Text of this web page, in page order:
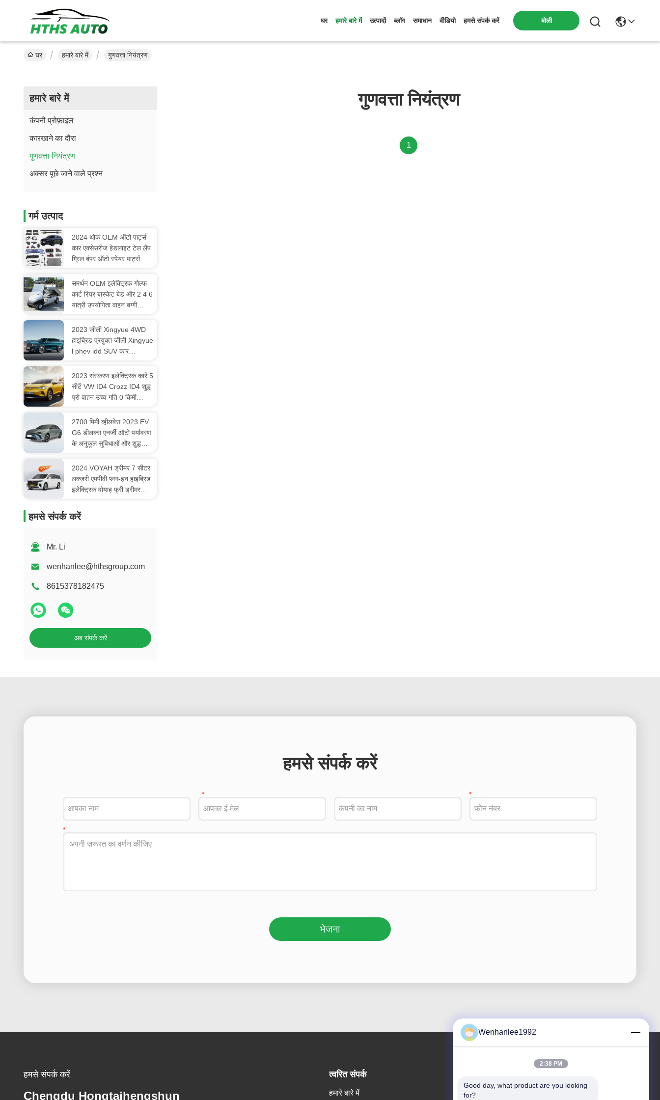
घर हमारे बारे में उत्पादों ब्लॉग समाधान वीडियो हमसे संपर्क करें बोली
घर हमारे बारे में गुणवत्ता नियंत्रण
हमारे बारे में
कंपनी प्रोफ़ाइल
कारखाने का दौरा
गुणवत्ता नियंत्रण
अक्सर पूछे जाने वाले प्रश्न
गर्म उत्पाद
2024 थोक OEM ऑटो पार्ट्स
कार एक्सेसरीज हेडलाइट टेल लैंप
ग्रिल बंपर ऑटो स्पेयर पार्ट्स फॉर
समर्थन OEM इलेक्ट्रिक गोल्फ
कार्ट रियर बास्केट बेड और 2 4 6
यात्री उपयोगिता वाहन बग्गी
मिमी के साथ
2023 जीली Xingyue 4WD
हाइब्रिड प्रयुक्त जीली Xingyue
l phev idd SUV कार
Xingyue l सस्ती 0km प्रयुक्त
कार
2023 संस्करण इलेक्ट्रिक कारें 5
सीटें VW ID4 Crozz ID4 शुद्ध
प्रो वाहन उच्च गति 0 किमी
2700 मिमी व्हीलबेस 2023 EV
G6 डीलक्स एनर्जी ऑटो पर्यावरण
के अनुकूल सुविधाओं और शुद्ध
2024 VOYAH ड्रीमर 7 सीटर
लक्जरी एमपीवी प्लग-इन हाइब्रिड
इलेक्ट्रिक वोयाह फ्री ड्रीमर
हमसे संपर्क करें
Mr. Li
wenhanlee@hthsgroup.com
8615378182475
अब संपर्क करें
गुणवत्ता नियंत्रण
1
हमसे संपर्क करें
भेजना
हमसे संपर्क करें
Chengdu Hongtaihengshun
त्वरित संपर्क
हमारे बारे में पता
Wenhanlee1992
2:38 PM
Good day, what product are you looking
for?